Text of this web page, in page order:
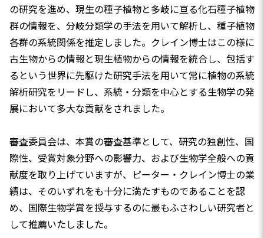
の研究を進め、現生の種子植物と多岐に亘る化石種子植物
群の情報を、分岐分類学の手法を用いて解析し、種子植物
各群の系統関係を推定しました。クレイン博士はこの様に
古生物からの情報と現生植物からの情報を統合し、包括す
るという世界に先駆けた研究手法を用いて常に植物の系統
解析研究をリードし、系統・分類を中心とする生物学の発
展において多大な貢献をされました。
審査委員会は、本賞の審査基準として、研究の独創性、国
際性、受賞対象分野への影響力、および生物学全般への貢
献度を取り上げていますが、ピーター・クレイン博士の業
績は、そのいずれをも十分に満たすものであることを認
め、国際生物学賞を授与するのに最もふさわしい研究者と
して推薦いたしました。